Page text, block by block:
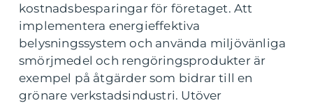
kostnadsbesparingar för företaget. Att
implementera energieffektiva
belysningssystem och använda miljövänliga
smörjmedel och rengöringsprodukter är
exempel på åtgärder som bidrar till en
grönare verkstadsindustri. Utöver